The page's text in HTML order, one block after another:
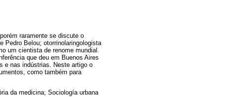
raramente se discute o
Pedro Belou; otorrinolaringologista
um cientista de renome mundial.
que deu em Buenos Aires
e nas indústrias. Neste artigo o
como também para
da medicina; Sociología urbana